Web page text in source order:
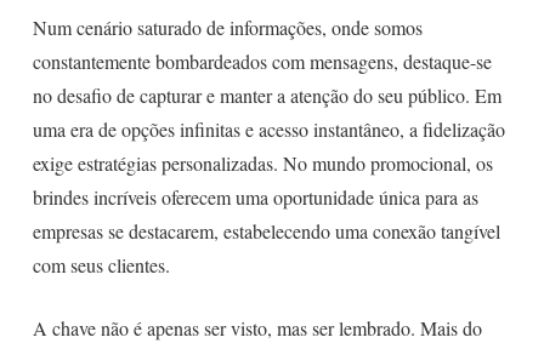
Num cenário saturado de informações, onde somos
constantemente bombardeados com mensagens, destaque-se
no desafio de capturar e manter a atenção do seu público. Em
uma era de opções infinitas e acesso instantâneo, a fidelização
exige estratégias personalizadas. No mundo promocional, os
brindes incríveis oferecem uma oportunidade única para as
empresas se destacarem, estabelecendo uma conexão tangível
com seus clientes.
A chave não é apenas ser visto, mas ser lembrado. Mais do